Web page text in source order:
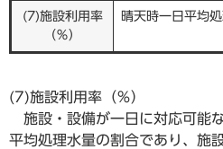
(7)施設利用率
（％）
晴天時一日平均
(7)施設利用率（％）
施設・設備が一日に対応可能
平均処理水量の割合であり、施